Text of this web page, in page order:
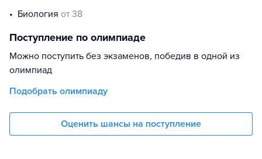
биология от 38
Поступление по олимпиаде
Можно поступить без экзаменов, победив в одной из
олимпиад
Подобрать олимпиаду
Оценить шансы на поступление